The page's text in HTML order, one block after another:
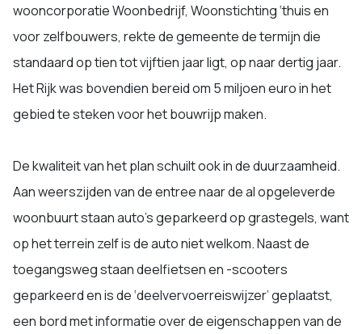
wooncorporatie Woonbedrijf, Woonstichting ‘thuis en
voor zelfbouwers, rekte de gemeente de termijn die
standaard op tien tot vijftien jaar ligt, op naar dertig jaar.
Het Rijk was bovendien bereid om 5 miljoen euro in het
gebied te steken voor het bouwrijp maken.
De kwaliteit van het plan schuilt ook in de duurzaamheid.
Aan weerszijden van de entree naar de al opgeleverde
woonbuurt staan auto’s geparkeerd op grastegels, want
op het terrein zelf is de auto niet welkom. Naast de
toegangsweg staan deelfietsen en -scooters
geparkeerd en is de ‘deelvervoerreiswijzer’ geplaatst,
een bord met informatie over de eigenschappen van de